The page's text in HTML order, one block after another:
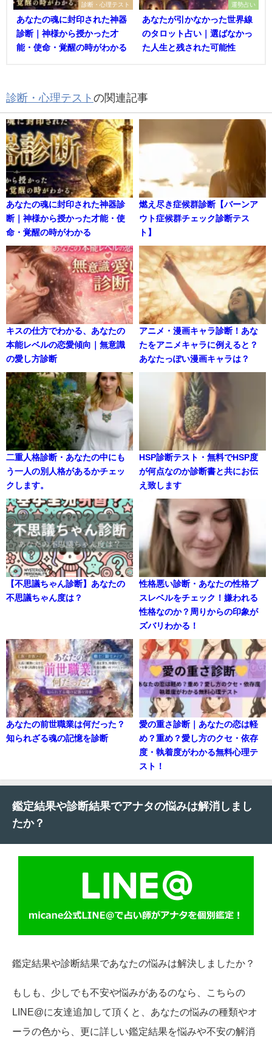
診断・心理テスト
あなたの魂に封印された神器
診断｜神様から授かった才
能・使命・覚醒の時がわかる
運勢占い
あなたが引かなかった世界線
のタロット占い｜選ばなかっ
た人生と残された可能性
診断・心理テスト の関連記事
あなたの魂に封印された神器診
断｜神様から授かった才能・使
命・覚醒の時がわかる
燃え尽き症候群診断【バーンア
ウト症候群チェック診断テス
ト】
キスの仕方でわかる、あなたの
本能レベルの恋愛傾向｜無意識
の愛し方診断
アニメ・漫画キャラ診断！あな
たをアニメキャラに例えると？
あなたっぽい漫画キャラは？
二重人格診断・あなたの中にも
う一人の別人格があるかチェッ
クします。
HSP診断テスト・無料でHSP度
が何点なのか診断書と共にお伝
え致します
【不思議ちゃん診断】あなたの
不思議ちゃん度は？
性格悪い診断・あなたの性格ブ
スレベルをチェック！嫌われる
性格なのか？周りからの印象が
ズバリわかる！
あなたの前世職業は何だった？
知られざる魂の記憶を診断
愛の重さ診断｜あなたの恋は軽
め？重め？愛し方のクセ・依存
度・執着度がわかる無料心理テ
スト！
鑑定結果や診断結果でアナタの悩みは解消しまし
たか？
鑑定結果や診断結果であなたの悩みは解決しましたか？
もしも、少しでも不安や悩みがあるのなら、こちらの
LINE@に友達追加して頂くと、あなたの悩みの種類やオ
ーラの色から、更に詳しい鑑定結果を悩みや不安の解消